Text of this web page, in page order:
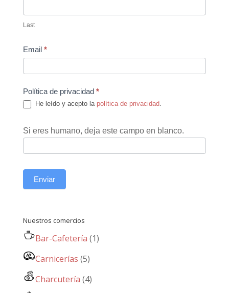
Last
Email *
Política de privacidad *
He leído y acepto la política de privacidad
Si eres humano, deja este campo en blanco.
Enviar
Nuestros comercios
Bar-Cafetería (1)
Carnicerías (5)
Charcutería (4)